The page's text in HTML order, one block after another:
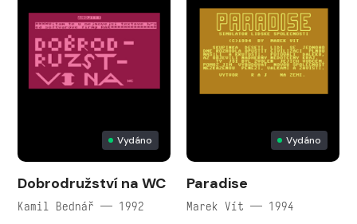
Vydáno
Dobrodružství na WC
Kamil Bednář — 1992
Vydáno
Paradise
Marek Vít — 1994